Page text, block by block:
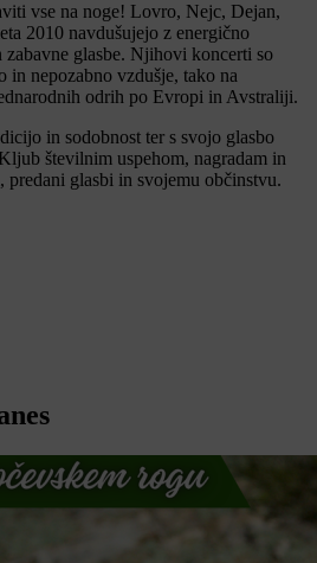
vse na noge! Lovro, Nejc, Dejan,
2010 navdušujejo z energično
zabavne glasbe. Njihovi koncerti so
in nepozabno vzdušje, tako na
odrih po Evropi in Avstraliji.
in sodobnost ter s svojo glasbo
številnim uspehom, nagradam in
predani glasbi in svojemu občinstvu.